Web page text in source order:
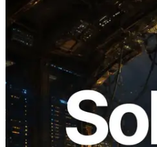
2026.08.05